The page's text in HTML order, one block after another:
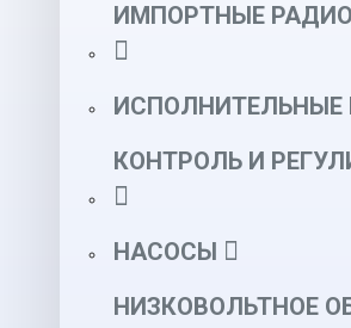
ИМПОРТНЫЕ
КОНТРОЛЬ И
НАСОСЫ
НИЗКОВОЛЬТНОЕ